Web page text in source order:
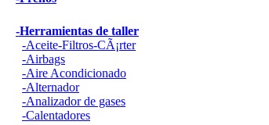
-Herramientas de taller
-Aceite-Filtros-CÃ¡rter
-Airbags
-Aire Acondicionado
-Alternador
-Analizador de gases
-Calentadores